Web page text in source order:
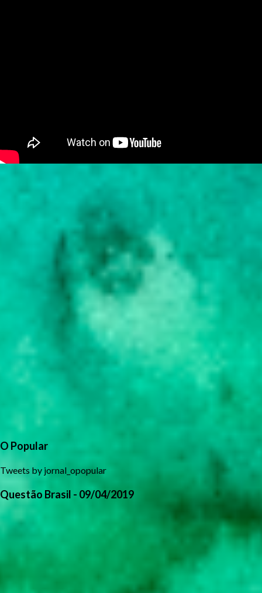
O Popular
Tweets by jornal_opopular
Questão Brasil - 09/04/2019